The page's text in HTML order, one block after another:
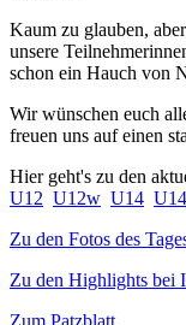
Kaum zu glauben,
unsere
schon ein Hauch von
Wir wünschen euch
freuen uns auf einen
Hier geht's zu den
U12 U12w U14
Zu den Fotos des
Zu den Highlights bei
Zum Patzblatt